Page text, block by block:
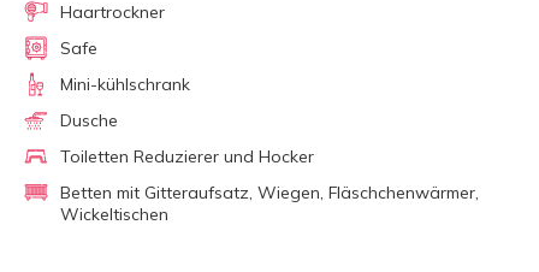
Haartrockner
Safe
Mini-kühlschrank
Dusche
Toiletten Reduzierer und Hocker
Betten mit Gitteraufsatz, Wiegen, Fläschchenwärmer,
Wickeltischen